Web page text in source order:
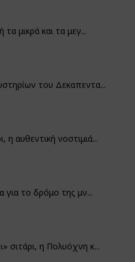
τα μικρά και τα μεγ...
του Δεκαπεντα...
η αυθεντική νοστιμιά...
για το δρόμο της μν...
σιτάρι, η Πολυόχνη κ...